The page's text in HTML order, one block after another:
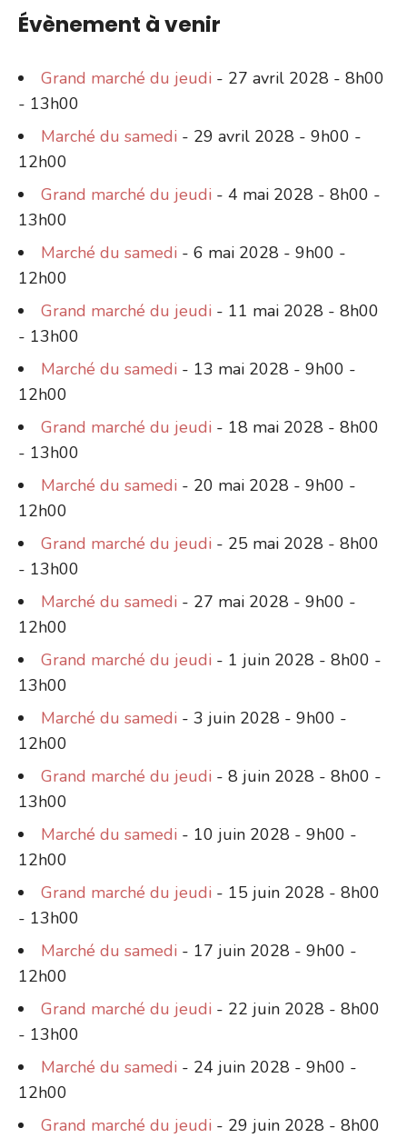
Évènement à venir
Grand marché du jeudi - 27 avril 2028 - 8h00
- 13h00
Marché du samedi - 29 avril 2028 - 9h00 -
12h00
Grand marché du jeudi - 4 mai 2028 - 8h00 -
13h00
Marché du samedi - 6 mai 2028 - 9h00 -
12h00
Grand marché du jeudi - 11 mai 2028 - 8h00
- 13h00
Marché du samedi - 13 mai 2028 - 9h00 -
12h00
Grand marché du jeudi - 18 mai 2028 - 8h00
- 13h00
Marché du samedi - 20 mai 2028 - 9h00 -
12h00
Grand marché du jeudi - 25 mai 2028 - 8h00
- 13h00
Marché du samedi - 27 mai 2028 - 9h00 -
12h00
Grand marché du jeudi - 1 juin 2028 - 8h00 -
13h00
Marché du samedi - 3 juin 2028 - 9h00 -
12h00
Grand marché du jeudi - 8 juin 2028 - 8h00 -
13h00
Marché du samedi - 10 juin 2028 - 9h00 -
12h00
Grand marché du jeudi - 15 juin 2028 - 8h00
- 13h00
Marché du samedi - 17 juin 2028 - 9h00 -
12h00
Grand marché du jeudi - 22 juin 2028 - 8h00
- 13h00
Marché du samedi - 24 juin 2028 - 9h00 -
12h00
Grand marché du jeudi - 29 juin 2028 - 8h00